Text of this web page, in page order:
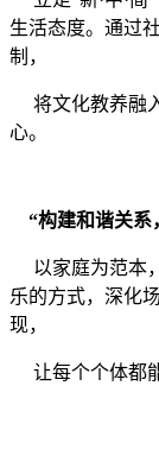
生活态度。通过
制，
将文化教养融
心。
“构建和谐关系
以家庭为范本
乐的方式，深化
现，
让每个个体都